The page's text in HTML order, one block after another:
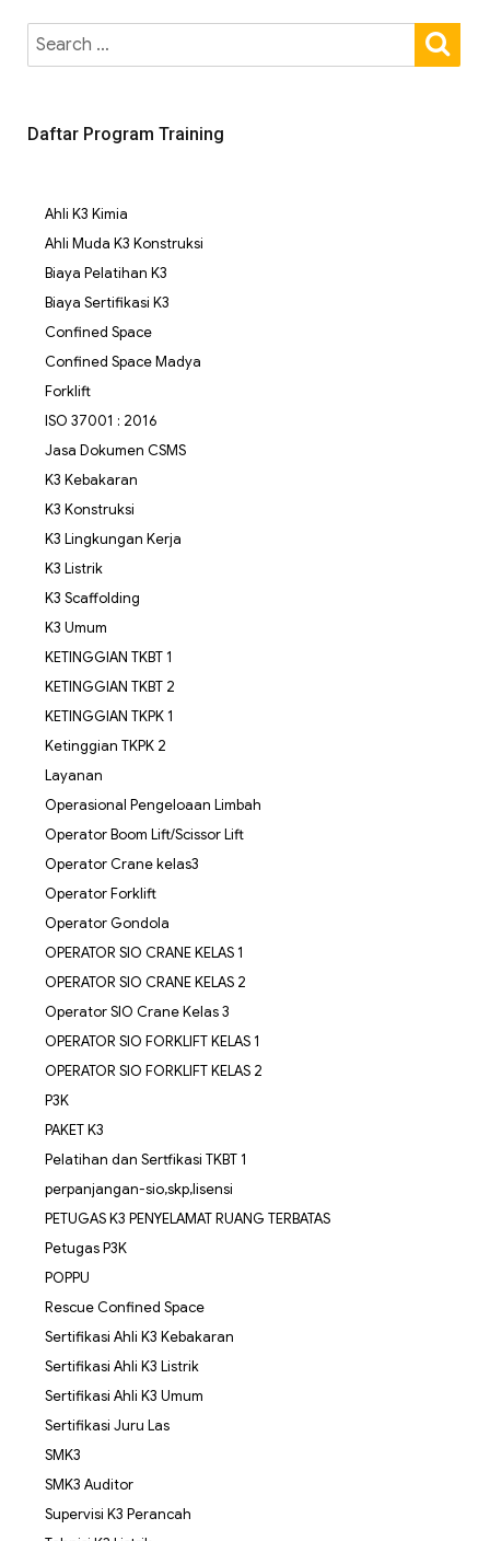
Daftar Program Training
Ahli K3 Kimia
Ahli Muda K3 Konstruksi
Biaya Pelatihan K3
Biaya Sertifikasi K3
Confined Space
Confined Space Madya
Forklift
ISO 37001 : 2016
Jasa Dokumen CSMS
K3 Kebakaran
K3 Konstruksi
K3 Lingkungan Kerja
K3 Listrik
K3 Scaffolding
K3 Umum
KETINGGIAN TKBT 1
KETINGGIAN TKBT 2
KETINGGIAN TKPK 1
Ketinggian TKPK 2
Layanan
Operasional Pengeloaan Limbah
Operator Boom Lift/Scissor Lift
Operator Crane kelas3
Operator Forklift
Operator Gondola
OPERATOR SIO CRANE KELAS 1
OPERATOR SIO CRANE KELAS 2
Operator SIO Crane Kelas 3
OPERATOR SIO FORKLIFT KELAS 1
OPERATOR SIO FORKLIFT KELAS 2
P3K
PAKET K3
Pelatihan dan Sertfikasi TKBT 1
perpanjangan-sio,skp,lisensi
PETUGAS K3 PENYELAMAT RUANG TERBATAS
Petugas P3K
POPPU
Rescue Confined Space
Sertifikasi Ahli K3 Kebakaran
Sertifikasi Ahli K3 Listrik
Sertifikasi Ahli K3 Umum
Sertifikasi Juru Las
SMK3
SMK3 Auditor
Supervisi K3 Perancah